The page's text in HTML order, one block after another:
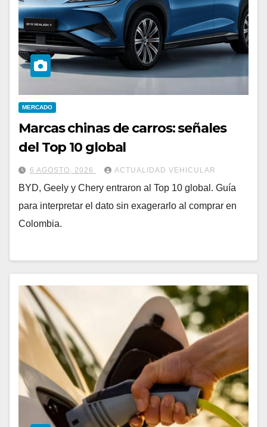
MERCADO
Marcas chinas de carros: señales
del Top 10 global
6 AGOSTO, 2026 ACTUALIDAD VEHICULAR
BYD, Geely y Chery entraron al Top 10 global. Guía
para interpretar el dato sin exagerarlo al comprar en
Colombia.